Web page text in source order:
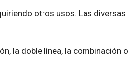
otros usos. Las diversas
la doble línea, la combinación o